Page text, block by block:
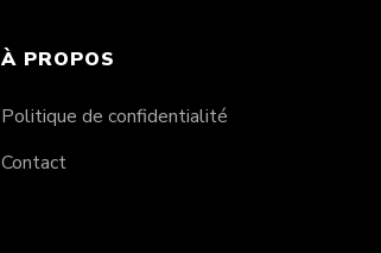
À PROPOS
Politique de confidentialité
Contact